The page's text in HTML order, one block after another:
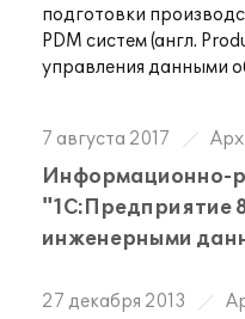
подготовки
PDM систем (англ.
управления данными
7 августа 2017
Информационно-
"1С:Предприятие
инженерными
27 декабря 2013